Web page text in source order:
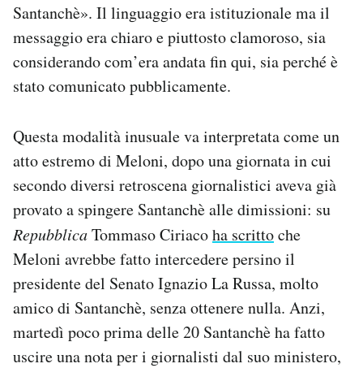
Santanchè». Il linguaggio era istituzionale ma il
messaggio era chiaro e piuttosto clamoroso, sia
considerando com’era andata fin qui, sia perché è
stato comunicato pubblicamente.
Questa modalità inusuale va interpretata come un
atto estremo di Meloni, dopo una giornata in cui
secondo diversi retroscena giornalistici aveva già
provato a spingere Santanchè alle dimissioni: su
RepubblicaTommaso Ciriacoha scrittoche
Meloni avrebbe fatto intercedere persino il
presidente del Senato Ignazio La Russa, molto
amico di Santanchè, senza ottenere nulla. Anzi,
martedì poco prima delle 20 Santanchè ha fatto
uscire una nota per i giornalisti dal suo ministero,